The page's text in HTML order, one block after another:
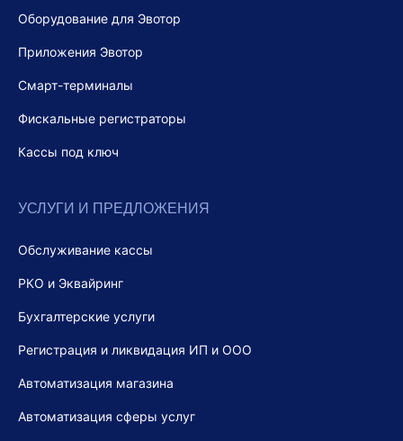
Оборудование для Эвотор
Приложения Эвотор
Смарт-терминалы
Фискальные регистраторы
Кассы под ключ
УСЛУГИ И ПРЕДЛОЖЕНИЯ
Обслуживание кассы
РКО и Эквайринг
Бухгалтерские услуги
Регистрация и ликвидация ИП и ООО
Автоматизация магазина
Автоматизация сферы услуг